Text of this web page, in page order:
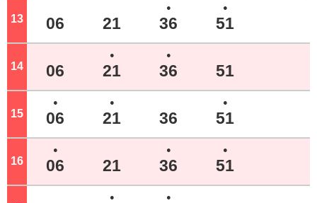
13 06 21
●
36
●
51
14 06
●
21
●
36 51
15
●
06
●
21 36
●
51
16
●
06 21
●
36
●
51
● ●